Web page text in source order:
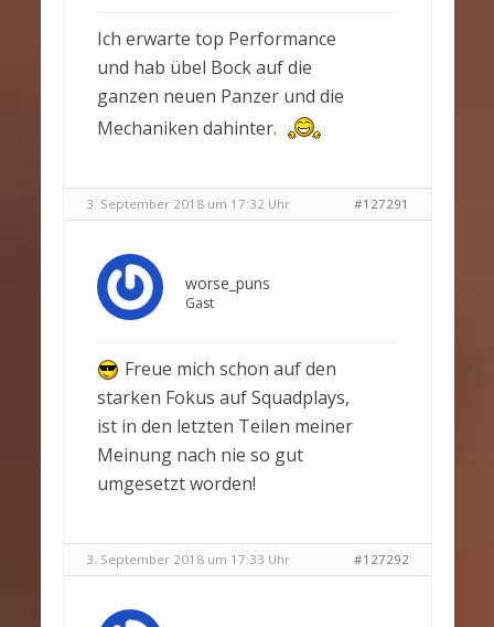
Ich erwarte top Performance
und hab übel Bock auf die
ganzen neuen Panzer und die
Mechaniken dahinter.
3. September 2018 um 17:32 Uhr #127291
worse_puns
Gast
Freue mich schon auf den
starken Fokus auf Squadplays,
ist in den letzten Teilen meiner
Meinung nach nie so gut
umgesetzt worden!
3. September 2018 um 17:33 Uhr #127292